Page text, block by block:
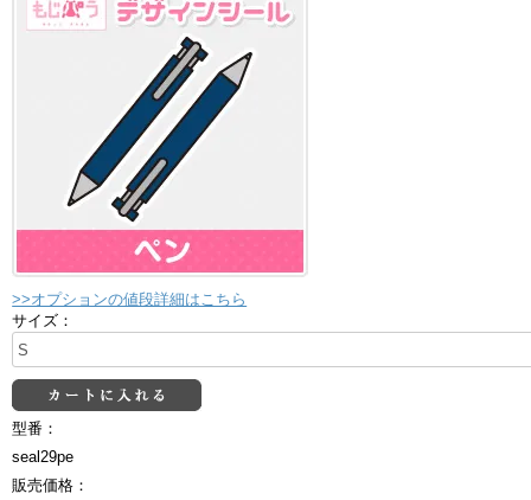
>>オプションの値段詳細はこちら
サイズ：
型番：
seal29pe
販売価格：